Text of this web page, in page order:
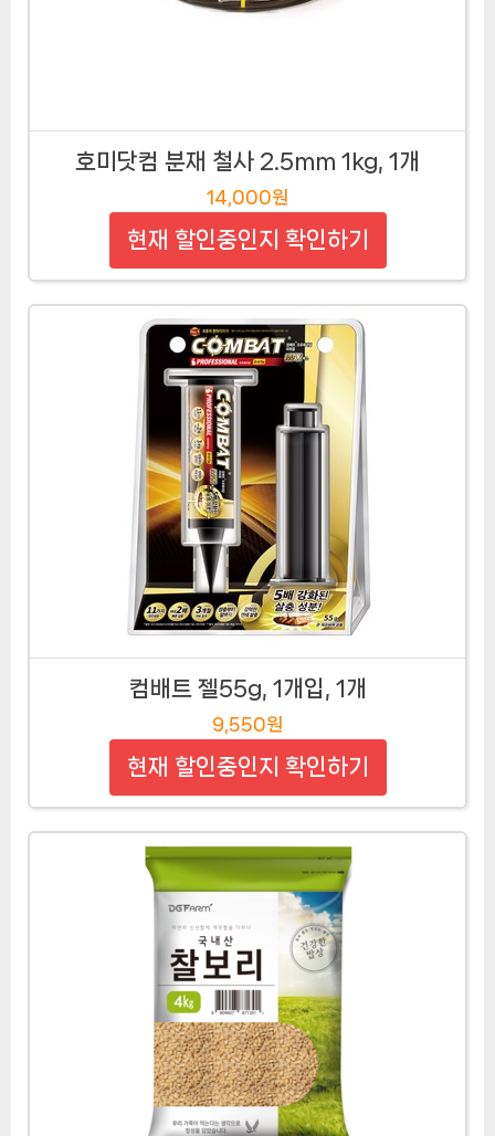
호미닷컴 분재 철사 2.5mm 1kg, 1개
14,000원
현재 할인중인지 확인하기
컴배트 젤55g, 1개입, 1개
9,550원
현재 할인중인지 확인하기